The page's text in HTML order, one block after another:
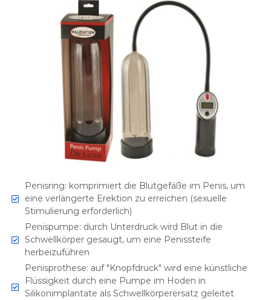
Penisring: komprimiert die Blutgefäße im Penis, um
eine verlängerte Erektion zu erreichen (sexuelle
Stimulierung erforderlich)
Penispumpe: durch Unterdruck wird Blut in die
Schwellkörper gesaugt, um eine Penissteife
herbeizuführen
Penisprothese: auf "Knopfdruck" wird eine künstliche
Flüssigkeit durch eine Pumpe im Hoden in
Silikonimplantate als Schwellkörperersatz geleitet